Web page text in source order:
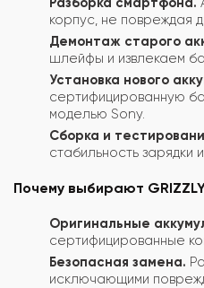
корпус, не повреждая
Демонтаж старого
шлейфы и извлекаем
Установка нового
сертифицированную
моделью Sony.
Сборка и
стабильность зарядки
Почему выбирают
Оригинальные
сертифицированные
Безопасная замена.
исключающими